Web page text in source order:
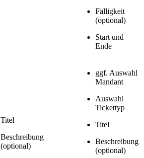
Fälligkeit
(optional)
Start und
Ende
Titel
Beschreibung
(optional)
ggf. Auswahl
Mandant
Auswahl
Tickettyp
Titel
Beschreibung
(optional)